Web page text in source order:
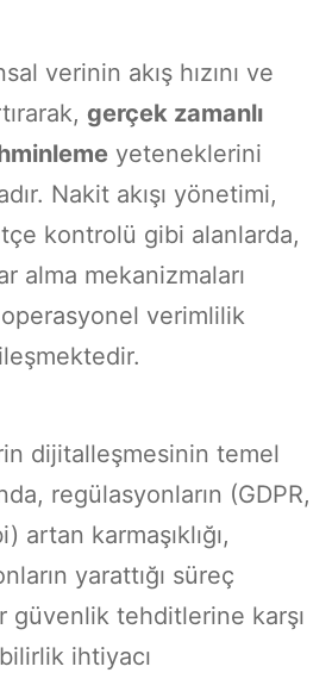
verinin akış hızını ve
gerçek zamanlı
yeteneklerini
Nakit akışı yönetimi,
kontrolü gibi alanlarda,
alma mekanizmaları
verimlilik
dijitalleşmesinin temel
regülasyonların (GDPR,
artan karmaşıklığı,
yarattığı süreç
güvenlik tehditlerine karşı
ihtiyacı